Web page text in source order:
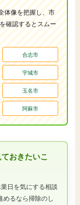
体像を把握し、市
確認するとスムー
合志市
宇城市
玉名市
阿蘇市
おきたいこ
日を気にする相談
めるなら掃除のし